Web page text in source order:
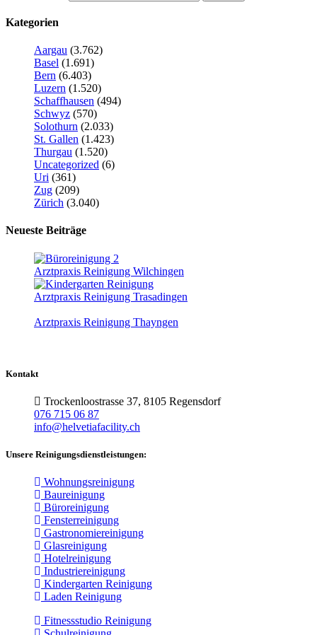
Kategorien
Aargau (3.762)
Basel (1.691)
Bern (6.403)
Luzern (1.520)
Schaffhausen (494)
Schwyz (570)
Solothurn (2.033)
St. Gallen (1.423)
Thurgau (1.520)
Uncategorized (6)
Uri (361)
Zug (209)
Zürich (3.040)
Neueste Beiträge
Arztpraxis Reinigung Wilchingen
Arztpraxis Reinigung Trasadingen
Arztpraxis Reinigung Thayngen
Kontakt
Trockenloostrasse 37, 8105 Regensdorf
076 715 06 87
info@helvetiafacility.ch
Unsere Reinigungsdienstleistungen:
Wohnungsreinigung
Baureinigung
Büroreinigung
Fensterreinigung
Gastronomiereinigung
Glasreinigung
Hotelreinigung
Industriereinigung
Kindergarten Reinigung
Laden Reinigung
Fitnessstudio Reinigung